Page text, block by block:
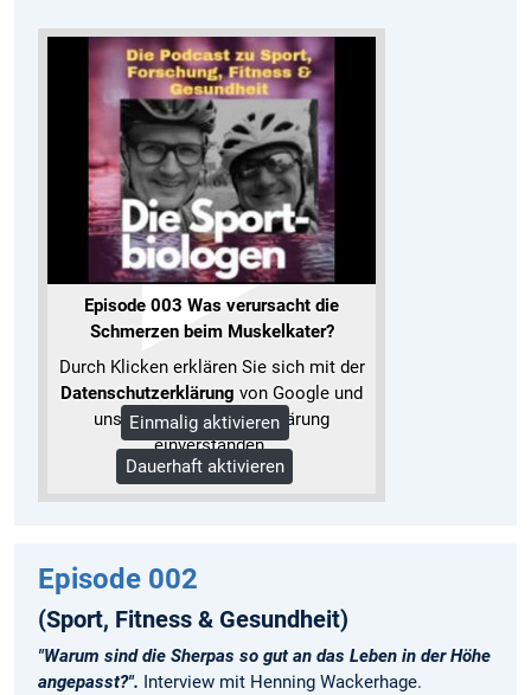
Episode 003 Was verursacht die
Schmerzen beim Muskelkater?
Durch Klicken erklären Sie sich mit der
Datenschutzerklärung von Google und
unserer Datenschutzerklärung
einverstanden.
Mehr Informationen
Einmalig aktivieren
Dauerhaft aktivieren
Episode 002
(Sport, Fitness & Gesundheit)
"Warum sind die Sherpas so gut an das Leben in der Höhe
angepasst?". Interview mit Henning Wackerhage.